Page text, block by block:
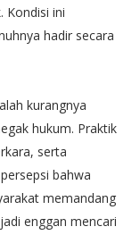
Kondisi ini
hadir secara
kurangnya
hukum. Praktik
serta
bahwa
memandang
enggan mencari